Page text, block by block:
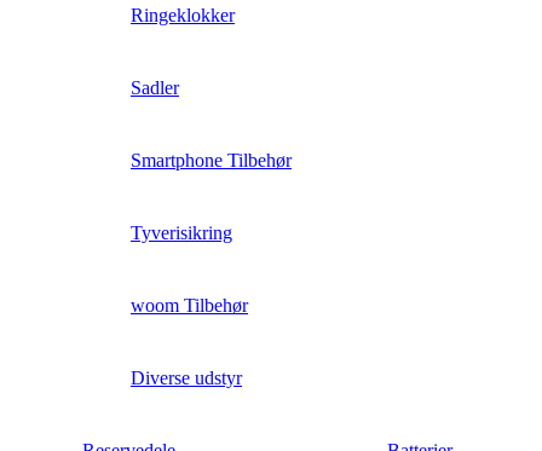
Ringeklokker
Sadler
Smartphone Tilbehør
Tyverisikring
woom Tilbehør
Diverse udstyr